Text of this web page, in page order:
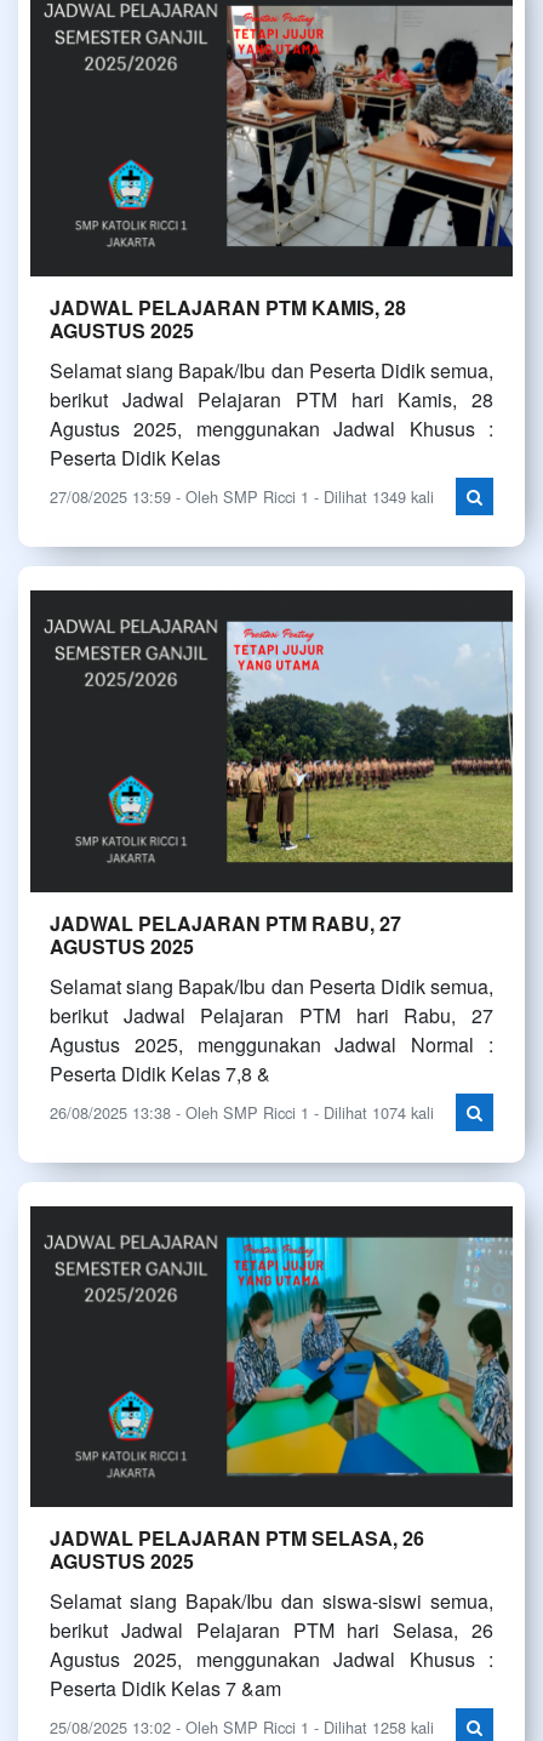
JADWAL PELAJARAN PTM KAMIS, 28
AGUSTUS 2025
Selamat siang Bapak/Ibu dan Peserta Didik semua,
berikut Jadwal Pelajaran PTM hari Kamis, 28
Agustus 2025, menggunakan Jadwal Khusus :
Peserta Didik Kelas
27/08/2025 13:59 - Oleh SMP Ricci 1 - Dilihat 1349 kali
JADWAL PELAJARAN PTM RABU, 27
AGUSTUS 2025
Selamat siang Bapak/Ibu dan Peserta Didik semua,
berikut Jadwal Pelajaran PTM hari Rabu, 27
Agustus 2025, menggunakan Jadwal Normal :
Peserta Didik Kelas 7,8 &
26/08/2025 13:38 - Oleh SMP Ricci 1 - Dilihat 1074 kali
JADWAL PELAJARAN PTM SELASA, 26
AGUSTUS 2025
Selamat siang Bapak/Ibu dan siswa-siswi semua,
berikut Jadwal Pelajaran PTM hari Selasa, 26
Agustus 2025, menggunakan Jadwal Khusus :
Peserta Didik Kelas 7 &am
25/08/2025 13:02 - Oleh SMP Ricci 1 - Dilihat 1258 kali